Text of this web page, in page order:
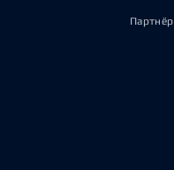
Партнёр